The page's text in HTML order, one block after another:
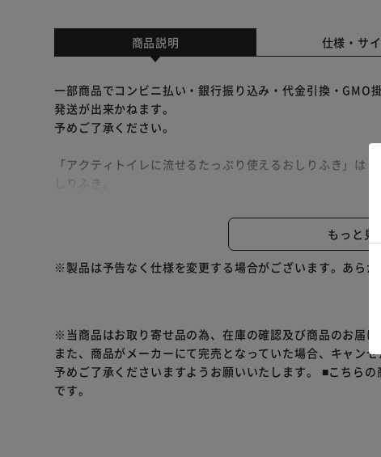
商品説明 仕様・サ
一部商品でコンビニ払い・銀行振り込み・代金引換・
発送が出来かねます。
予めご了承ください。
「アクティトイレに流せるたっぷり使えるおしりふき」は
しりふき。
容器不要でこのまま使用でき、乾きにくいので経済的です。
素肌と同じ弱酸性でお肌にもやさしくかぶれにくい。もっと見る
※製品は予告なく仕様を変更する場合がございます。あら
※当商品はお取り寄せ品の為、在庫の確認及び商品のお届
また、商品がメーカーにて完売となっていた場合、キャン
予めご了承くださいますようお願いいたします。 ■こちらの
です。